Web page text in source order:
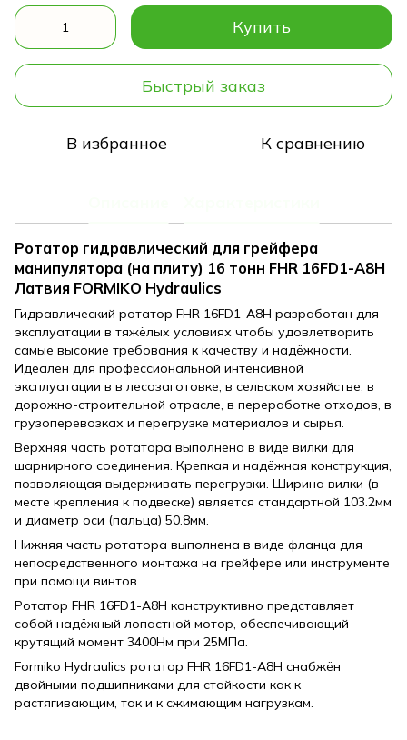
Купить
Быстрый заказ
В избранное К сравнению
Ротатор гидравлический для грейфера
манипулятора (на плиту) 16 тонн FHR 16FD1-A8H
Латвия FORMIKO Hydraulics
Гидравлический ротатор FHR 16FD1-A8H разработан для
эксплуатации в тяжёлых условиях чтобы удовлетворить
самые высокие требования к качеству и надёжности.
Идеален для профессиональной интенсивной
эксплуатации в в лесозаготовке, в сельском хозяйстве, в
дорожно-строительной отрасле, в переработке отходов, в
грузоперевозках и перегрузке материалов и сырья.
Верхняя часть ротатора выполнена в виде вилки для
шарнирного соединения. Крепкая и надёжная конструкция,
позволяющая выдерживать перегрузки. Ширина вилки (в
месте крепления к подвеске) является стандартной 103.2мм
и диаметр оси (пальца) 50.8мм.
Нижняя часть ротатора выполнена в виде фланца для
непосредственного монтажа на грейфере или инструменте
при помощи винтов.
Ротатор FHR 16FD1-A8H конструктивно представляет
собой надёжный лопастной мотор, обеспечивающий
крутящий момент 3400Нм при 25МПа.
Formiko Hydraulics ротатор FHR 16FD1-A8H снабжён
двойными подшипниками для стойкости как к
растягивающим, так и к сжимающим нагрузкам.